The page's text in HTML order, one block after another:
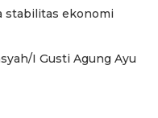
stabilitas ekonomi
I Gusti Agung Ayu